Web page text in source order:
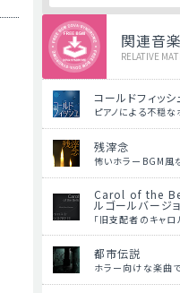
関連音
RELATIVE
コールドフィッシ
ピアノによる不穏な
残滓念
怖いホラーBGM風
Carol of the
ルゴールバージ
「旧支配者のキャ
都市伝説
ホラー向けな楽曲